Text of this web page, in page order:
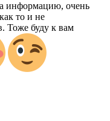
информацию, очень
то и не
Тоже буду к вам